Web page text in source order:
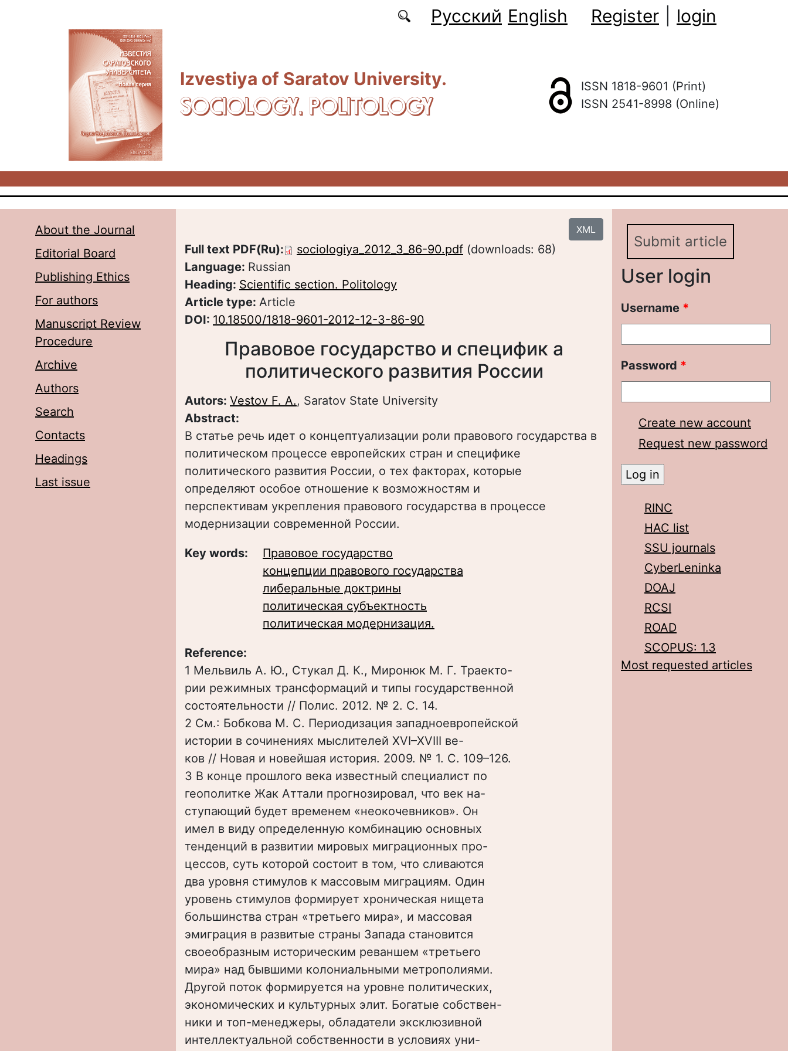
Русский English Register login
Izvestiya of Saratov University.
SOCIOLOGY. POLITOLOGY
ISSN 1818-9601 (Print)
ISSN 2541-8998 (Online)
About the Journal
Editorial Board
Publishing Ethics
For authors
Manuscript Review
Procedure
Archive
Authors
Search
Contacts
Headings
Last issue
XML
Full text PDF(Ru): sociologiya_2012_3_86-90.pdf (downloads: 68)
Language: Russian
Heading: Scientific section. Politology
Article type: Article
DOI: 10.18500/1818-9601-2012-12-3-86-90
Правовое государство и специфик а
политического развития России
Autors: Vestov F. A., Saratov State University
Abstract:
В статье речь идет о концептуализации роли правового государства в
политическом процессе европейских стран и специфике
политического развития России, о тех факторах, которые
определяют особое отношение к возможностям и
перспективам укрепления правового государства в процессе
модернизации современной России.
Key words:
Правовое государство
концепции правового государства
либеральные доктрины
политическая субъектность
политическая модернизация.
Reference:
1 Мельвиль А. Ю., Стукал Д. К., Миронюк М. Г. Траекто-
рии режимных трансформаций и типы государственной
состоятельности // Полис. 2012. № 2. С. 14.
2 См.: Бобкова М. С. Периодизация западноевропейской
истории в сочинениях мыслителей XVI–XVIII ве-
ков // Новая и новейшая история. 2009. № 1. С. 109–126.
3 В конце прошлого века известный специалист по
геополитке Жак Аттали прогнозировал, что век на-
ступающий будет временем «неокочевников». Он
имел в виду определенную комбинацию основных
тенденций в развитии мировых миграционных про-
цессов, суть которой состоит в том, что сливаются
два уровня стимулов к массовым миграциям. Один
уровень стимулов формирует хроническая нищета
большинства стран «третьего мира», и массовая
эмиграция в развитые страны Запада становится
своеобразным историческим реваншем «третьего
мира» над бывшими колониальными метрополиями.
Другой поток формируется на уровне политических,
экономических и культурных элит. Богатые собствен-
ники и топ-менеджеры, обладатели эксклюзивной
интеллектуальной собственности в условиях уни-
Submit article
User login
Username *
Password *
Create new account
Request new password
RINC
HAC list
SSU journals
CyberLeninka
DOAJ
RCSI
ROAD
SCOPUS: 1.3
Most requested articles